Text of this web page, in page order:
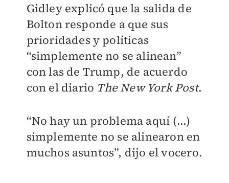
Gidley explicó que la salida de
Bolton responde a que sus
prioridades y políticas
“simplemente no se alinean”
con las de Trump, de acuerdo
con el diario The New York Post.
“No hay un problema aquí (...)
simplemente no se alinearon en
muchos asuntos”, dijo el vocero.